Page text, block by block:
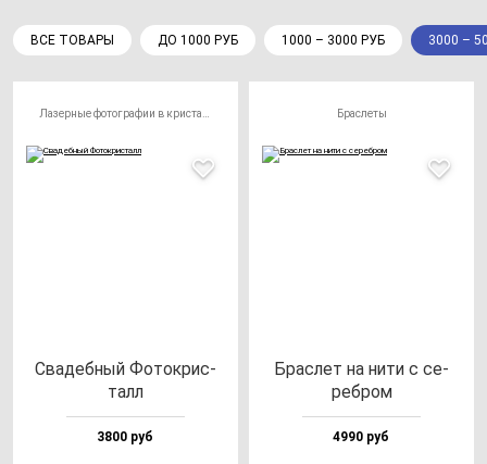
ВСЕ ТОВАРЫ ДО 1000 РУБ 1000 – 3000 РУБ 3000 –
Сва­деб­ный Фоток­рис­
талл
3800 руб
Браслеты
Брас­лет на ни­ти с се­
реб­ром
4990 руб